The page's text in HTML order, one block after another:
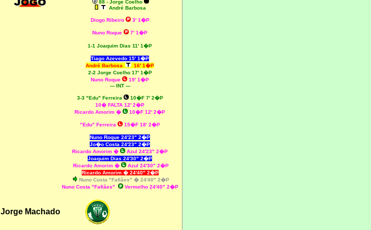
88 - Jorge Coelho
André Barbosa
Diogo Ribeiro 3' 1�P
Nuno Roque 7' 1�P
1-1 Joaquim Dias 11' 1�P
Tiago Azevedo 15' 1�P
André Barbosa
16' 1�P
2-2 Jorge Coelho 17' 1�P
Nuno Roque
19' 1�P
--- INT ---
3-3 "Edu" Ferreira
10�F 7' 2�P
10� FALTA 12' 2�P
Ricardo Amorim � 10�F 12' 2�P
"Edu" Ferreira 15�F 18' 2�P
Nuno Roque 24'23" 2�P
Jo�o Costa 24'23" 2�P
Ricardo Amorim �
Azul 24'23" 2�P
Joaquim Dias 24'30" 2�P
Ricardo Amorim �
Azul 24'30" 2�P
Ricardo Amorim � 24'40" 2�P
Nuno Costa "Fafiães" �24'40" 2�P
Nuno Costa "Fafiães"
Vermelho 24'40" 2�P
Jorge Machado